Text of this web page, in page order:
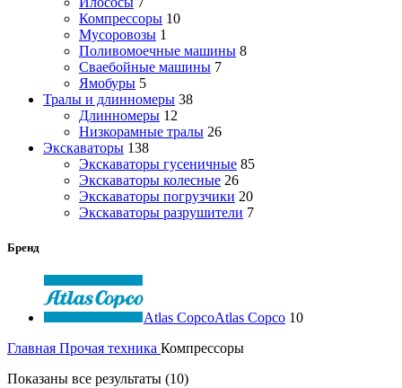
Компрессоры 10
Мусоровозы 1
Поливомоечные машины 8
Сваебойные машины 7
Ямобуры 5
Тралы и длинномеры 38
Длинномеры 12
Низкорамные тралы 26
Экскаваторы 138
Экскаваторы гусеничные 85
Экскаваторы колесные 26
Экскаваторы погрузчики 20
Экскаваторы разрушители 7
Бренд
Atlas CopcoAtlas Copco 10
Главная Прочая техника Компрессоры
Показаны все результаты (10)